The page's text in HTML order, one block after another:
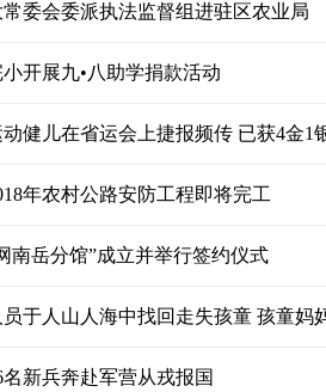
常委会委派执法监督组进驻区农业局
开展九•八助学捐款活动
动健儿在省运会上捷报频传 已获4金1
年农村公路安防工程即将完工
南岳分馆”成立并举行签约仪式
员于人山人海中找回走失孩童 孩童妈
名新兵奔赴军营从戎报国